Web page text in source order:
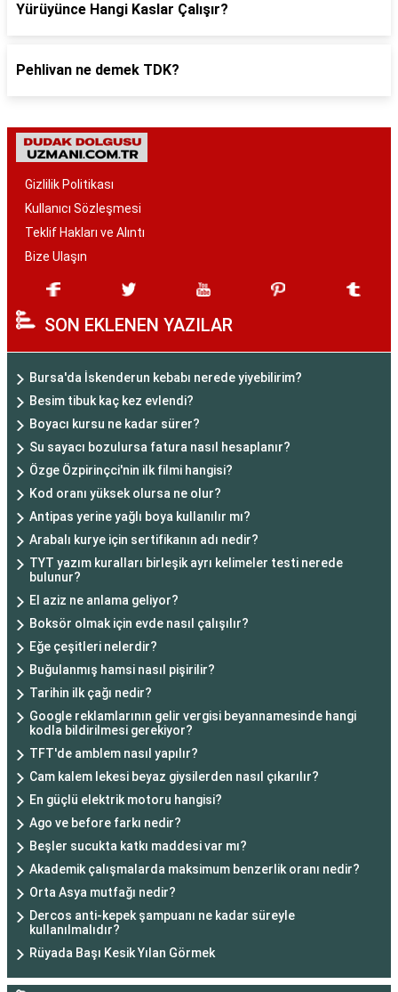
Yürüyünce Hangi Kaslar Çalışır?
Pehlivan ne demek TDK?
Gizlilik Politikası
Kullanıcı Sözleşmesi
Teklif Hakları ve Alıntı
Bize Ulaşın
SON EKLENEN YAZILAR
Bursa'da İskenderun kebabı nerede yiyebilirim?
Besim tibuk kaç kez evlendi?
Boyacı kursu ne kadar sürer?
Su sayacı bozulursa fatura nasıl hesaplanır?
Özge Özpirinçci'nin ilk filmi hangisi?
Kod oranı yüksek olursa ne olur?
Antipas yerine yağlı boya kullanılır mı?
Arabalı kurye için sertifikanın adı nedir?
TYT yazım kuralları birleşik ayrı kelimeler testi nerede
bulunur?
El aziz ne anlama geliyor?
Boksör olmak için evde nasıl çalışılır?
Eğe çeşitleri nelerdir?
Buğulanmış hamsi nasıl pişirilir?
Tarihin ilk çağı nedir?
Google reklamlarının gelir vergisi beyannamesinde hangi
kodla bildirilmesi gerekiyor?
TFT'de amblem nasıl yapılır?
Cam kalem lekesi beyaz giysilerden nasıl çıkarılır?
En güçlü elektrik motoru hangisi?
Ago ve before farkı nedir?
Beşler sucukta katkı maddesi var mı?
Akademik çalışmalarda maksimum benzerlik oranı nedir?
Orta Asya mutfağı nedir?
Dercos anti-kepek şampuanı ne kadar süreyle
kullanılmalıdır?
Rüyada Başı Kesik Yılan Görmek